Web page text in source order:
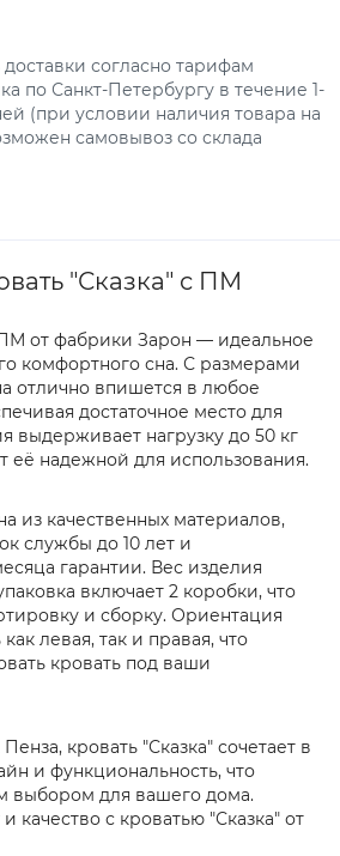
согласно тарифам
по Санкт-Петербургу в течение 1-
(при условии наличия товара на
самовывоз со склада
"Сказка" с ПМ
ПМ от фабрики Зарон — идеальное
комфортного сна. С размерами
отлично впишется в любое
достаточное место для
выдерживает нагрузку до 50 кг
её надежной для использования.
из качественных материалов,
службы до 10 лет и
гарантии. Вес изделия
включает 2 коробки, что
и сборку. Ориентация
левая, так и правая, что
кровать под ваши
кровать "Сказка" сочетает в
и функциональность, что
выбором для вашего дома.
качество с кроватью "Сказка" от